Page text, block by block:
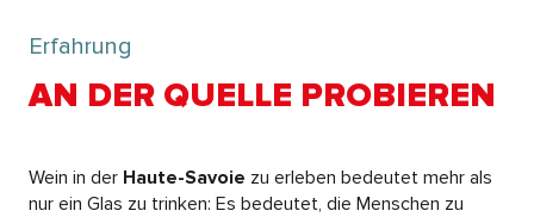
Erfahrung
AN DER QUELLE PROBIEREN
Wein in der Haute-Savoie zu erleben bedeutet mehr als
nur ein Glas zu trinken: Es bedeutet, die Menschen zu